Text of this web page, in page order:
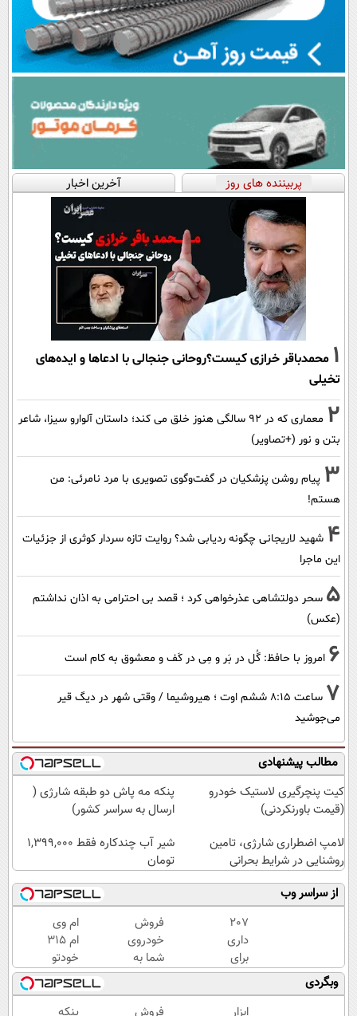
پربیننده های روز آخرین اخبار
1 محمدباقر خرازی کیست؟روحانی جنجالی با ادعاها و ایده‌های
تخیلی
2
معماری که در 92 سالگی هنوز خلق می کند؛ داستان آلوارو سیزا، شاعر
بتن و نور (+تصاویر)
3 پیام روشن پزشکیان در گفت‌و‌گوی تصویری با مرد نامرئی: من
هستم!
4 شهید لاریجانی چگونه ردیابی شد؟ روایت تازه سردار کوثری از جزئیات
این ماجرا
5 سحر دولتشاهی عذرخواهی کرد ؛ قصد بی احترامی به اذان نداشتم
(عکس)
6 امروز با حافظ: گُل در بَر و مِی در کَف و معشوق به کام است
7
ساعت ۸:۱۵ ششم اوت ؛ هیروشیما / وقتی شهر در دیگ قیر
می‌جوشید
مطالب پیشنهادی
کیت پنچرگیری لاستیک خودرو
(قیمت باورنکردنی)
پنکه مه پاش دو طبقه شارژی (
ارسال به سراسر کشور)
لامپ اضطراری شارژی، تامین
روشنایی در شرایط بحرانی
شیر آب چندکاره فقط 1,399,000
تومان
از سراسر وب
207
داری
برای
فروش؟
با
کارنامه
فروش
خودروی
شما به
بهترین
قیمت
بازار ✅
ام وی
ام 315
خودتو
رو
راحت
و سریع
وبگردی
ابزار
فروش پنکه